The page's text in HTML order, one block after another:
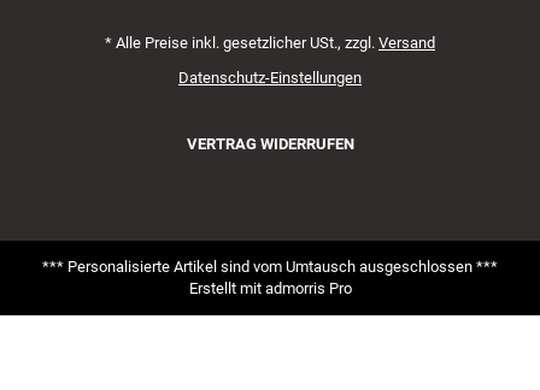
* Alle Preise inkl. gesetzlicher USt., zzgl. Versand
Datenschutz-Einstellungen
VERTRAG WIDERRUFEN
*** Personalisierte Artikel sind vom Umtausch ausgeschlossen ***
Erstellt mit admorris Pro